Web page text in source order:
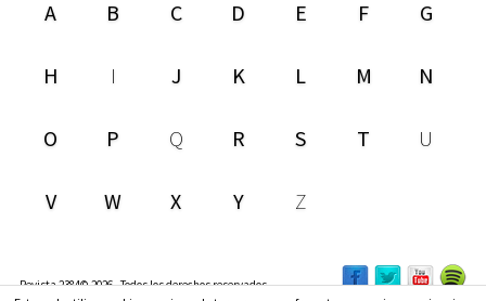
A B C D E F G
H I J K L M N
O P Q R S T U
V W X Y Z
Revista 2384© 2026 - Todos los derechos reservados